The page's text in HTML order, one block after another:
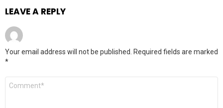
LEAVE A REPLY
Your email address will not be published. Required fields are marked
*
Comment